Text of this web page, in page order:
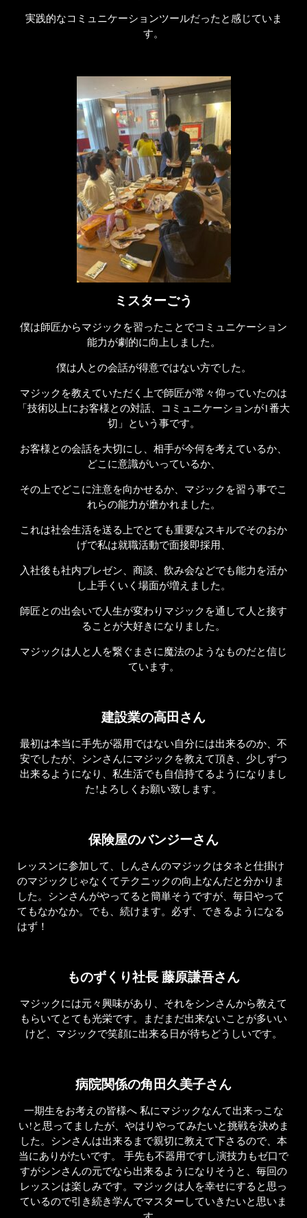
実践的なコミュニケーションツールだったと感じていま
す。
ミスターごう
僕は師匠からマジックを習ったことでコミュニケーション
能力が劇的に向上しました。
僕は人との会話が得意ではない方でした。
マジックを教えていただく上で師匠が常々仰っていたのは
「技術以上にお客様との対話、コミュニケーションが1番大
切」 という事です。
お客様との会話を大切にし、 相手が今何を考えているか、
どこに意識がいっているか、
その上でどこに注意を向かせるか、 マジックを習う事でこ
れらの能力が磨かれました。
これは社会生活を送る上でとても重要なスキルでそのおか
げで私は就職活動で面接即採用、
入社後も社内プレゼン、商談、飲み会などでも能力を活か
し上手くいく場面が増えました。
師匠との出会いで人生が変わり マジックを通して人と接す
ることが大好きになりました。
マジックは人と人を繋ぐまさに魔法のようなものだと信じ
ています。
建設業の高田さん
最初は本当に手先が器用ではない自分には出来るのか、不
安でしたが、シンさんにマジックを教えて頂き、少しずつ
出来るようになり、私生活でも自信持てるようになりまし
た!よろしくお願い致します。
保険屋のバンジーさん
レッスンに参加して、しんさんのマジックはタネと仕掛け
のマジックじゃなくてテクニックの向上なんだと分かりま
した。シンさんがやってると簡単そうですが、毎日やって
てもなかなか。でも、続けます。必ず、できるようになる
はず！
ものずくり社長 藤原謙吾さん
マジックには元々興味があり、それをシンさんから教えて
もらいてとても光栄です。まだまだ出来ないことが多いい
けど、マジックで笑顔に出来る日が待ちどうしいです。
病院関係の角田久美子さん
一期生をお考えの皆様へ 私にマジックなんて出来っこな
い!と思ってましたが、やはりやってみたいと挑戦を決めま
した。シンさんは出来るまで親切に教えて下さるので、本
当にありがたいです。 手先も不器用ですし演技力もゼ口で
すがシンさんの元でなら出来るようになりそうと、毎回の
レッスンは楽しみです。マジックは人を幸せにすると思っ
ているので引き続き学んでマスターしていきたいと思いま